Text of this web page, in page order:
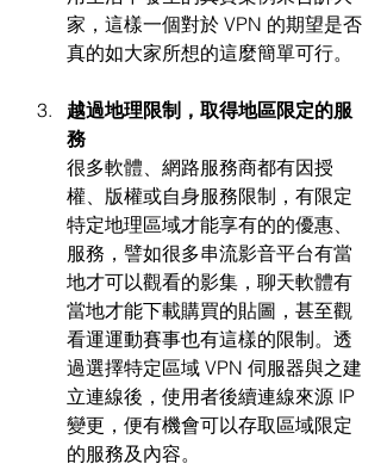
家，這樣一個對於 VPN 的期望是否
真的如大家所想的這麼簡單可行。
越過地理限制，取得地區限定的服
務
很多軟體、網路服務商都有因授
權、版權或自身服務限制，有限定
特定地理區域才能享有的的優惠、
服務，譬如很多串流影音平台有當
地才可以觀看的影集，聊天軟體有
當地才能下載購買的貼圖，甚至觀
看運運動賽事也有這樣的限制。透
過選擇特定區域 VPN 伺服器與之建
立連線後，使用者後續連線來源 IP
變更，便有機會可以存取區域限定
的服務及內容。